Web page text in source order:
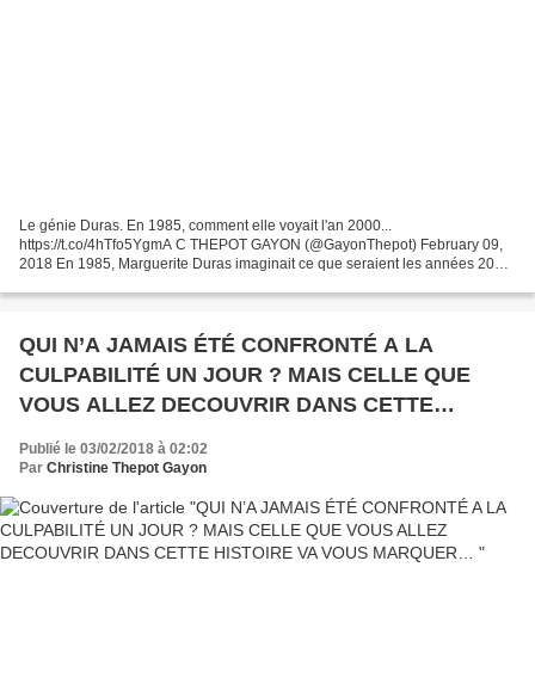
Le génie Duras. En 1985, comment elle voyait l'an 2000...
https://t.co/4hTfo5YgmA C THEPOT GAYON (@GayonThepot) February 09,
2018 En 1985, Marguerite Duras imaginait ce que seraient les années 2000.
QUI N’A JAMAIS ÉTÉ CONFRONTÉ A LA
CULPABILITÉ UN JOUR ? MAIS CELLE QUE
VOUS ALLEZ DECOUVRIR DANS CETTE
Publié le 03/02/2018 à 02:02
Par Christine Thepot Gayon